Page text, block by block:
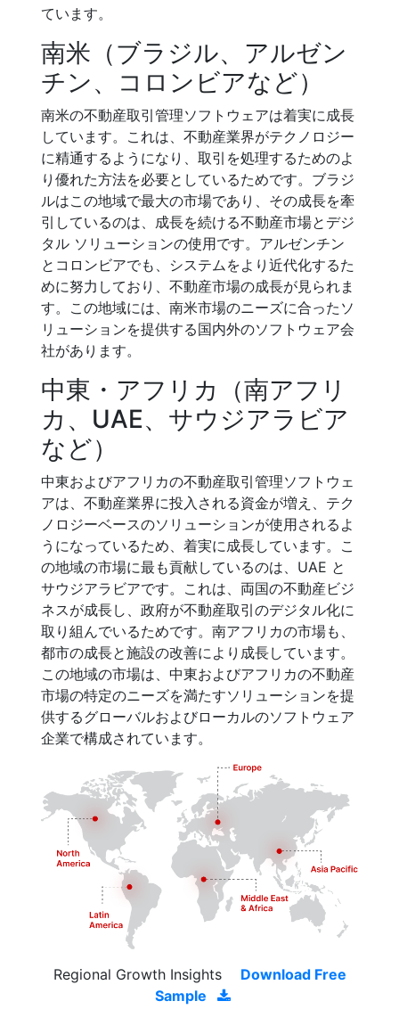
ています。
南米（ブラジル、アルゼン
チン、コロンビアなど）
南米の不動産取引管理ソフトウェアは着実に成長
しています。これは、不動産業界がテクノロジー
に精通するようになり、取引を処理するためのよ
り優れた方法を必要としているためです。ブラジ
ルはこの地域で最大の市場であり、その成長を牽
引しているのは、成長を続ける不動産市場とデジ
タル ソリューションの使用です。アルゼンチン
とコロンビアでも、システムをより近代化するた
めに努力しており、不動産市場の成長が見られま
す。この地域には、南米市場のニーズに合ったソ
リューションを提供する国内外のソフトウェア会
社があります。
中東・アフリカ（南アフリ
カ、UAE、サウジアラビア
など）
中東およびアフリカの不動産取引管理ソフトウェ
アは、不動産業界に投入される資金が増え、テク
ノロジーベースのソリューションが使用されるよ
うになっているため、着実に成長しています。こ
の地域の市場に最も貢献しているのは、UAE と
サウジアラビアです。これは、両国の不動産ビジ
ネスが成長し、政府が不動産取引のデジタル化に
取り組んでいるためです。南アフリカの市場も、
都市の成長と施設の改善により成長しています。
この地域の市場は、中東およびアフリカの不動産
市場の特定のニーズを満たすソリューションを提
供するグローバルおよびローカルのソフトウェア
企業で構成されています。
Regional Growth Insights
Download Free
Sample